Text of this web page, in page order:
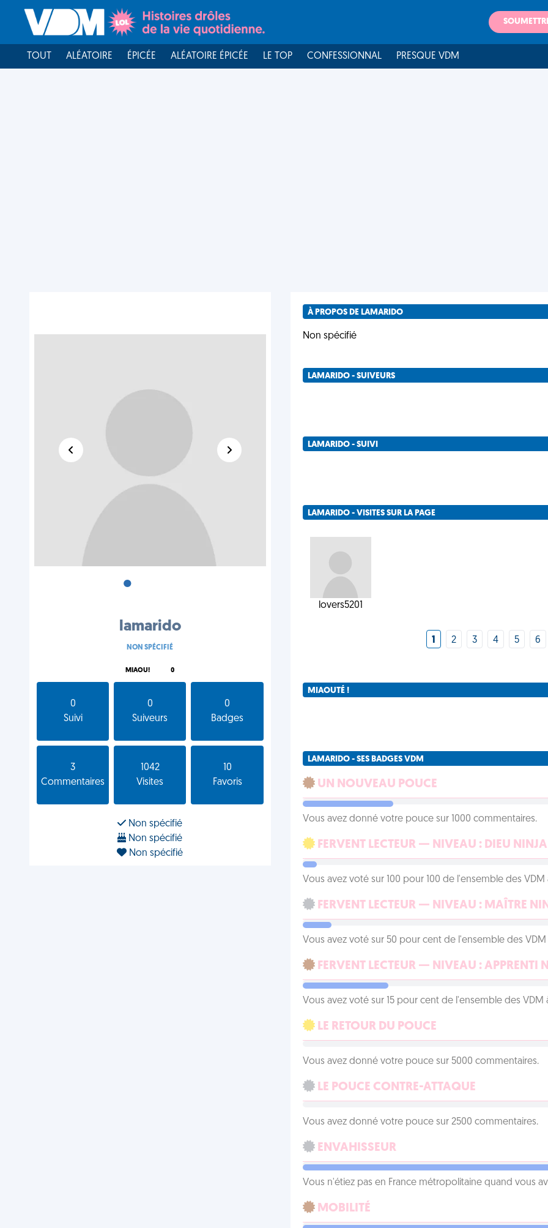
TOUT ALÉATOIRE ÉPICÉE ALÉATOIRE ÉPICÉE LE TOP CONFESSIONNAL PRESQUE VDM
•
lamarido
NON SPÉCIFIÉ
MIAOU! 0
0
Suivi
0
Suiveurs
0
Badges
3
Commentaires
1042
Visites
10
Favoris
Non spécifié
Non spécifié
Non spécifié
À PROPOS DE LAMARIDO
Non spécifié
LAMARIDO - SUIVEURS
LAMARIDO - SUIVI
LAMARIDO - VISITES SUR LA PAGE
lovers5201
1 2 3 4 5 6
MIAOUTÉ !
LAMARIDO - SES BADGES VDM
UN NOUVEAU POUCE
Vous avez donné votre pouce sur 1000 commentaires.
FERVENT LECTEUR — NIVEAU : DIEU NINJA
Vous avez voté sur 100 pour 100 de l'ensemble des VDM
FERVENT LECTEUR — NIVEAU : MAÎTRE
Vous avez voté sur 50 pour cent de l'ensemble des VDM
FERVENT LECTEUR — NIVEAU : APPRENTI
Vous avez voté sur 15 pour cent de l'ensemble des VDM
LE RETOUR DU POUCE
Vous avez donné votre pouce sur 5000 commentaires.
LE POUCE CONTRE-ATTAQUE
Vous avez donné votre pouce sur 2500 commentaires.
ENVAHISSEUR
Vous n'étiez pas en France métropolitaine quand vous
MOBILITÉ